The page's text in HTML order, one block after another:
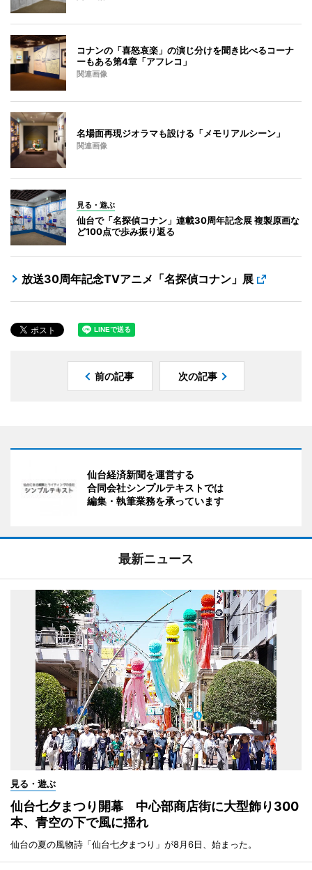
コナンの「喜怒哀楽」の演じ分けを聞き比べるコーナ
ーもある第4章「アフレコ」
関連画像
名場面再現ジオラマも設ける「メモリアルシーン」
関連画像
見る・遊ぶ
仙台で「名探偵コナン」連載30周年記念展 複製原画な
ど100点で歩み振り返る
放送30周年記念TVアニメ「名探偵コナン」展
前の記事 次の記事
仙台経済新聞を運営する
合同会社シンプルテキストでは
編集・執筆業務を承っています
最新ニュース
見る・遊ぶ
仙台七夕まつり開幕 中心部商店街に大型飾り300
本、青空の下で風に揺れ
仙台の夏の風物詩「仙台七夕まつり」が8月6日、始まった。